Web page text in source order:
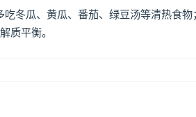
冬瓜、黄瓜、番茄、绿豆汤等清热食
质平衡。